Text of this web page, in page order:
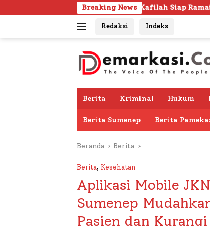
ke
Breaking News
103 Kafilah Siap Ramaikan MTQ KORPRI VIII
Redaksi Indeks
Berita Kriminal Hukum
Berita Sumenep Berita
Beranda Berita
Berita, Kesehatan
Aplikasi Mobile
Sumenep
Pasien dan